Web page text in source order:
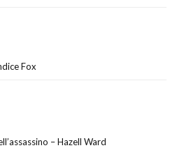
Fox
– Hazell Ward